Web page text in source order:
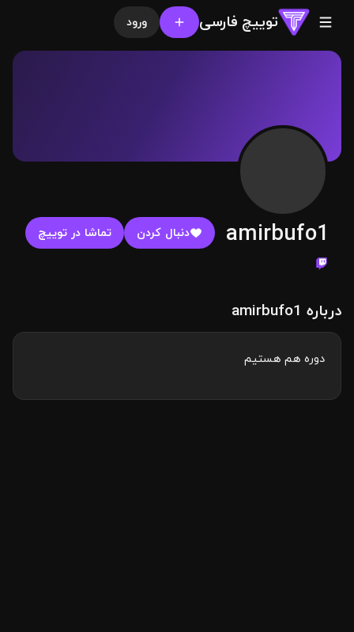
توییچ فارسی ورود
amirbufo1 دنبال کردن تماشا در توییچ
درباره amirbufo1
دوره هم هستیم